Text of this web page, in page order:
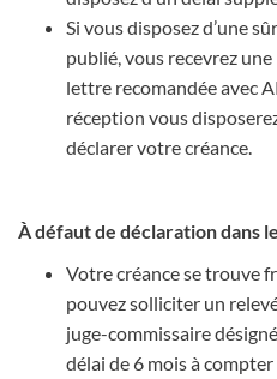
Si vous disposez d’une
publié, vous recevrez
lettre recomandée avec
réception vous
déclarer votre créance.
À défaut de déclaration dans
Votre créance se trouve
pouvez solliciter un
juge-commissaire
délai de 6 mois à